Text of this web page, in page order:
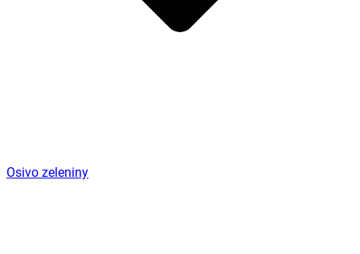
Osivo zeleniny